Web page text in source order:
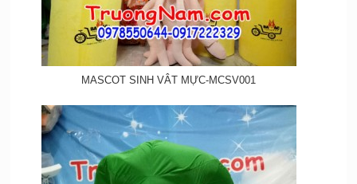
MASCOT SINH VÂT MỰC-MCSV001